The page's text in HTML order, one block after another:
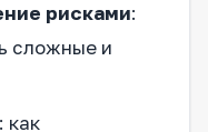
рисками:
сложные и
: как